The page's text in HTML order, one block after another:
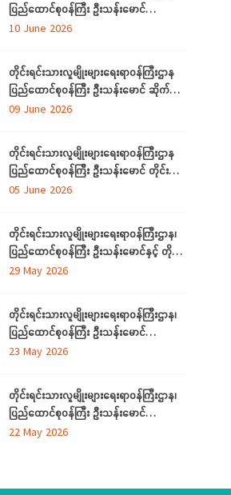
ပြည်ထောင်စုဝန်ကြီး ဦးသန်းမောင်
ပြည်ထောင်စုနယ်မြေ နေပြည်တော်အတွင်းရှိ
အသင်းအဖွဲ့များနှင့် တွေ့ဆုံဆွေးနွေး
10 June 2026
တိုင်းရင်းသားလူမျိုးများရေးရာဝန်ကြီးဌာန
ပြည်ထောင်စုဝန်ကြီး ဦးသန်းမောင် ဆိုက်ဘာ
လုံခြုံရေး (Cyber Security) ဆိုင်ရာ
ရောက်
09 June 2026
တိုင်းရင်းသားလူမျိုးများရေးရာဝန်ကြီးဌာန
ပြည်ထောင်စုဝန်ကြီး ဦးသန်းမောင် တိုင်း
ဒေသကြီးနှင့် ပြည်နယ်များမှ
တိုင်းရင်းသားစာပေနှင့် ယဉ်ကျေးမှု
အသင်းအဖွဲ့ ကိုယ်စားလှယ်များအား တည်
ခင်းဧည့်ခံသည့် ဂုဏ်ပြုညစာစားပွဲသို့တက်
ရောက်
05 June 2026
တိုင်းရင်းသားလူမျိုးများရေးရာဝန်ကြီးဌာန၊
ပြည်ထောင်စုဝန်ကြီး ဦးသန်းမောင်နှင့် တိုင်း
ဒေသကြီးနှင့်ပြည်နယ် တိုင်းရင်းသား
အစည်းအဝေး ကျင်းပ
29 May 2026
တိုင်းရင်းသားလူမျိုးများရေးရာဝန်ကြီးဌာန၊
ပြည်ထောင်စုဝန်ကြီး ဦးသန်းမောင်
ကရင်ပြည်နယ် အတွင်းရှိ တိုင်းရင်းသား
တွေ့ဆုံဆွေးနွေး၊ ဝန်ထမ်းများနှင့်တွေ့ဆုံအမှာ
စကားပြောကြား
23 May 2026
တိုင်းရင်းသားလူမျိုးများရေးရာဝန်ကြီးဌာန၊
ပြည်ထောင်စုဝန်ကြီး ဦးသန်းမောင်
မွန်ပြည်နယ် အတွင်းရှိ တိုင်းရင်းသားစာပေ
22 May 2026